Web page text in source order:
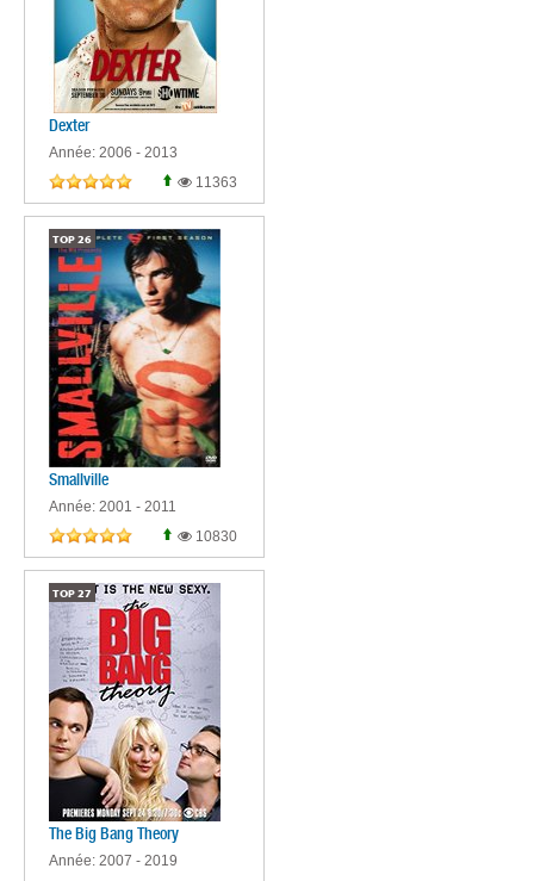
Dexter
Année: 2006 - 2013
11363
TOP 26
Smallville
Année: 2001 - 2011
10830
TOP 27
The Big Bang Theory
Année: 2007 - 2019